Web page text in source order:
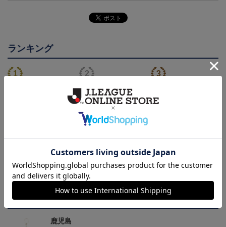
ランキング
ニフォーム（FP1st）
13,200円～17,600円
け】2025オーセンティッ
クユニフォーム FP1st
8,800円
田J2・J3百年構想リーグ
ォーム（FP1st）
13,200円
トピックス
鹿児島